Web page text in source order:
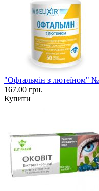
"Офтальмін з лютеїном"
167.00 грн.
Купити